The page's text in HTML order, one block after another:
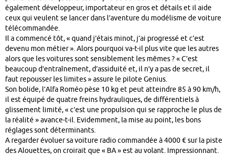
également développeur, importateur en gros et détails et il aide
ceux qui veulent se lancer dans l’aventure du modélisme de voiture
télécommandée.
Il a commencé tôt, « quand j’étais minot, j’ai progressé et c’est
devenu mon métier ». Alors pourquoi va-t-il plus vite que les autres
alors que les voitures sont sensiblement les mêmes ? « C’est
beaucoup d’entraînement, d’assiduité et, il n’y a pas de secret, il
faut repousser les limites » assure le pilote Genius.
Son bolide, l’Alfa Roméo pèse 10 kg et peut atteindre 85 à 90 km/h,
il est équipé de quatre freins hydrauliques, de différentiels à
glissement limité, « c’est une propulsion qui se rapproche le plus de
la réalité » avance-t-il. Evidemment, la mise au point, les bons
réglages sont déterminants.
A regarder évoluer sa voiture radio commandée à 4000 € sur la piste
des Alouettes, on croirait que « BA » est au volant. Impressionnant.